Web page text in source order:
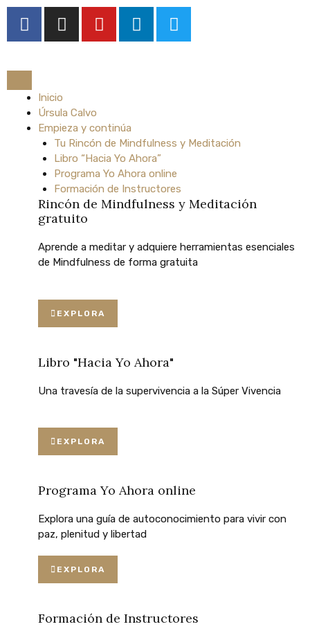
F
a
e
o
o
k
I
n
g
r
a
m
Y
o
L
i
n
T
w
Inicio
Úrsula Calvo
Empieza y continúa
Tu Rincón de Mindfulness y Meditación
Libro “Hacia Yo Ahora”
Programa Yo Ahora online
Formación de Instructores
Rincón de Mindfulness y Meditación
gratuito
Aprende a meditar y adquiere herramientas esenciales
de Mindfulness de forma gratuita
EXPLORA
Libro "Hacia Yo Ahora"
Una travesía de la supervivencia a la Súper Vivencia
EXPLORA
Programa Yo Ahora online
Explora una guía de autoconocimiento para vivir con
paz, plenitud y libertad
EXPLORA
Formación de Instructores